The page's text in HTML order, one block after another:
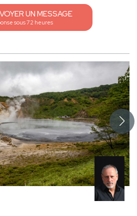
UN MESSAGE
sous 72 heures